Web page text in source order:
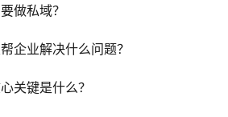
做私域？
企业解决什么问题？
关键是什么？